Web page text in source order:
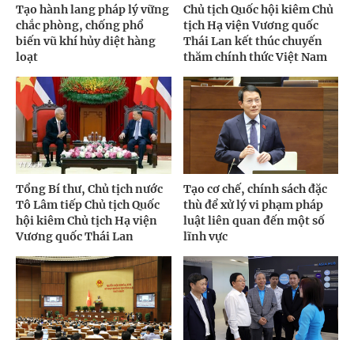
Tạo hành lang pháp lý vững
chắc phòng, chống phổ
biến vũ khí hủy diệt hàng
loạt
Chủ tịch Quốc hội kiêm Chủ
tịch Hạ viện Vương quốc
Thái Lan kết thúc chuyến
thăm chính thức Việt Nam
Tổng Bí thư, Chủ tịch nước
Tô Lâm tiếp Chủ tịch Quốc
hội kiêm Chủ tịch Hạ viện
Vương quốc Thái Lan
Tạo cơ chế, chính sách đặc
thù để xử lý vi phạm pháp
luật liên quan đến một số
lĩnh vực